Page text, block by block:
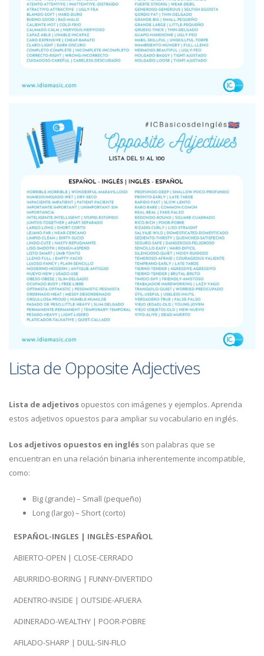
Lista de Opposite Adjectives
Lista de adjetivos opuestos con imágenes y ejemplos. Aprenda
estos adjetivos opuestos para ampliar su vocabulario en inglés.
Los adjetivos opuestos en inglés son palabras que se
encuentran en una relación binaria inherentemente incompatible,
como:
Big (grande) – Small (pequeño)
Long (largo) – Short (corto)
ESPAÑOL-INGLES | INGLÈS-ESPAÑOL
ABIERTO-OPEN | CLOSE-CERRADO
ABURRIDO-BORING | FUNNY-DIVERTIDO
ADENTRO-INSIDE | OUTSIDE-AFUERA
ADINERADO-WEALTHY | POOR-POBRE
AFILADO-SHARP | DULL-SIN-FILO